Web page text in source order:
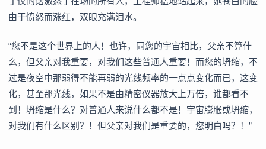
由于愤怒而涨红，双眼充满泪水。
“您不是这个世界上的人！也许，同您的宇宙相比，父亲不算什
么，但父亲对我重要，对我们这些普通人重要！而您的坍缩，不
过是夜空中那弱得不能再弱的光线频率的一点点变化而已，这变
化，甚至那光线，如果不是由精密仪器放大上万倍，谁都看不
到！坍缩是什么？对普通人来说什么都不是！宇宙膨胀或坍缩，
对我们有什么区别？！但父亲对我们是重要的，您明白吗？！”